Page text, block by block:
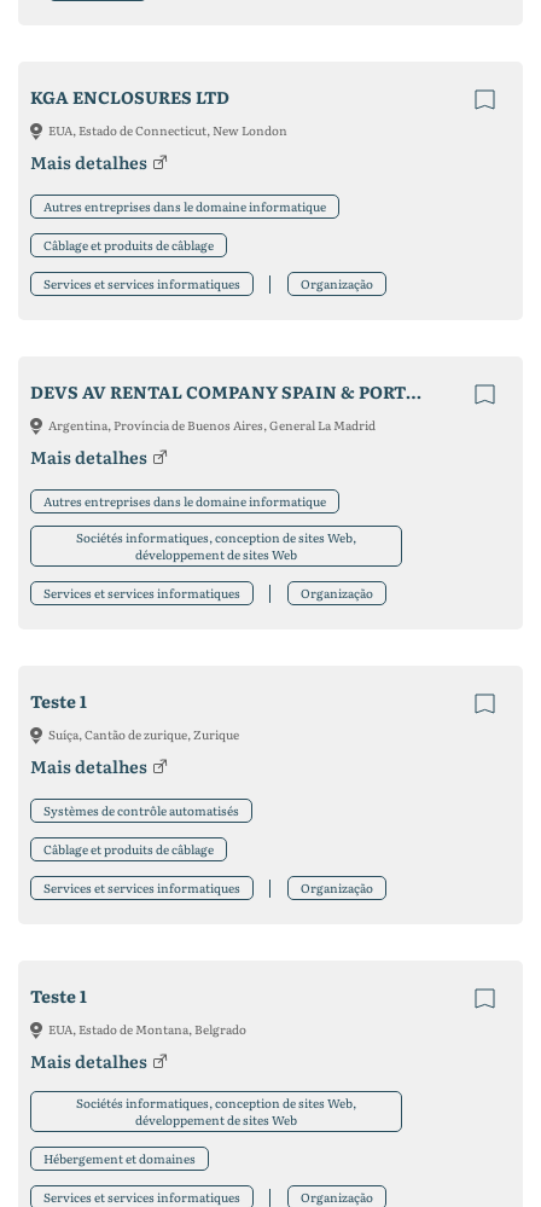
KGA ENCLOSURES LTD
EUA, Estado de Connecticut, New London
Mais detalhes
Autres entreprises dans le domaine informatique
Câblage et produits de câblage
Services et services informatiques Organização
DEVS AV RENTAL COMPANY SPAIN & PORTUGAL
Argentina, Província de Buenos Aires, General La Madrid
Mais detalhes
Autres entreprises dans le domaine informatique
Sociétés informatiques, conception de sites Web,
développement de sites Web
Services et services informatiques Organização
Teste 1
Suíça, Cantão de zurique, Zurique
Mais detalhes
Systèmes de contrôle automatisés
Câblage et produits de câblage
Services et services informatiques Organização
Teste 1
EUA, Estado de Montana, Belgrado
Mais detalhes
Sociétés informatiques, conception de sites Web,
développement de sites Web
Hébergement et domaines
Services et services informatiques Organização